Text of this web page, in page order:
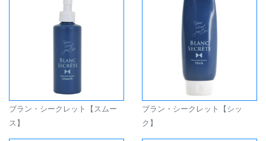
ブラン・シークレット【スムー
ス】
ブラン・シークレット【シッ
ク】